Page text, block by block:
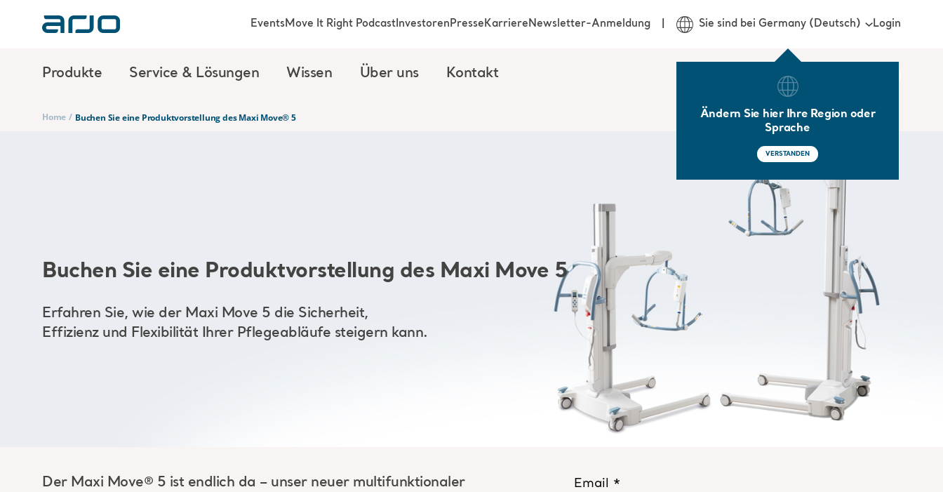
Produkte Service & Lösungen Wissen Über uns Kontakt
EventsMove It Right PodcastInvestorenPresseKarriereNewsletter-Anmeldung Sie sind bei Germany (Deutsch)
Ändern Sie hier Ihre Region oder
Sprache
VERSTANDEN
Login
Home / Buchen Sie eine Produktvorstellung des Maxi Move® 5
Buchen Sie eine Produktvorstellung des Maxi Move 5
Erfahren Sie, wie der Maxi Move 5 die Sicherheit,
Effizienz und Flexibilität Ihrer Pflegeabläufe steigern kann.
Der Maxi Move® 5 ist endlich da – unser neuer multifunktionaler